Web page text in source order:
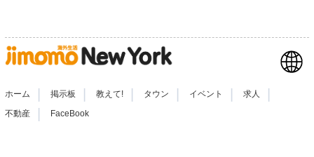
ホーム 掲示板 教えて! タウン イベント 求人
不動産 | FaceBook